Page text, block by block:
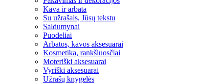
Kava ir arbata
Su užrašais, Jūsų tekstu
Saldumynai
Puodeliai
Arbatos, kavos aksesuarai
Kosmetika, rankšluosčiai
Moteriški aksesuarai
Vyriški aksesuarai
Užrašų knygelės